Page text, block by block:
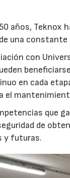
años, Teknox
una constante
con
en cada
el
que
de
y futuras.